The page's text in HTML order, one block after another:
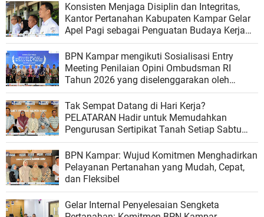
Konsisten Menjaga Disiplin dan Integritas,
Kantor Pertanahan Kabupaten Kampar Gelar
Apel Pagi sebagai Penguatan Budaya Kerja
Organisasi
BPN Kampar mengikuti Sosialisasi Entry
Meeting Penilaian Opini Ombudsman RI
Tahun 2026 yang diselenggarakan oleh
Ombudsman RI
Tak Sempat Datang di Hari Kerja?
PELATARAN Hadir untuk Memudahkan
Pengurusan Sertipikat Tanah Setiap Sabtu
dan Minggu
BPN Kampar: Wujud Komitmen Menghadirkan
Pelayanan Pertanahan yang Mudah, Cepat,
dan Fleksibel
Gelar Internal Penyelesaian Sengketa